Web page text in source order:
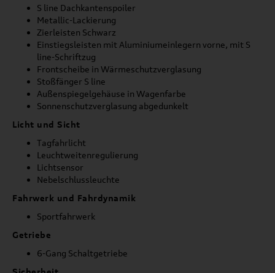
S line Dachkantenspoiler
Metallic-Lackierung
Zierleisten Schwarz
Einstiegsleisten mit Aluminiumeinlegern vorne, mit S
line-Schriftzug
Frontscheibe in Wärmeschutzverglasung
Stoßfänger S line
Außenspiegelgehäuse in Wagenfarbe
Sonnenschutzverglasung abgedunkelt
Licht und Sicht
Tagfahrlicht
Leuchtweitenregulierung
Lichtsensor
Nebelschlussleuchte
Fahrwerk und Fahrdynamik
Sportfahrwerk
Getriebe
6-Gang Schaltgetriebe